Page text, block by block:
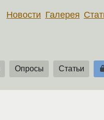
Новости Галерея
Опросы Статьи